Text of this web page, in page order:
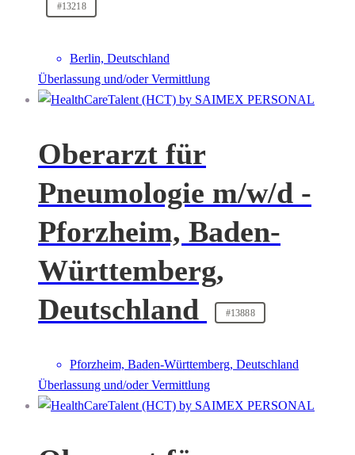
#13218
Berlin, Deutschland
Überlassung und/oder Vermittlung
Oberarzt für
Pneumologie m/w/d -
Pforzheim, Baden-
Württemberg,
Deutschland
#13888
Pforzheim, Baden-Württemberg, Deutschland
Überlassung und/oder Vermittlung